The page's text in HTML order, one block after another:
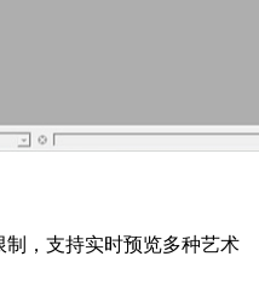
，支持实时预览多种艺术